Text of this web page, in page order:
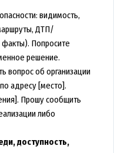
видимость,
ДТП/
Попросите
решение.
вопрос об организации
адресу [место].
Прошу сообщить
либо
доступность,